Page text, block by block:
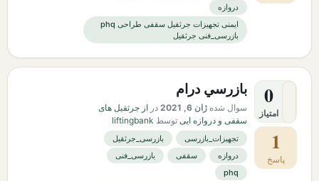
دروازه
ایمنی تجهیزات جرثقیل سقفی طراحی phq
بازرسی_فنی جرثقیل
0
امتیاز
1
پاسخ
بازرسي درام
سوال شده ژان 6, 2021 در از جرثقیل های
سقفی و دروازه ایی توسط liftingbank
تجهیزات_بازرسی
بازرسی_جرثقیل
دروازه
سقفی
بازرسی_فنی
phq